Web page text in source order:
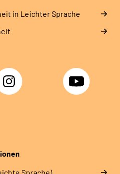
in Leichter Sprache
Instagram YouTube